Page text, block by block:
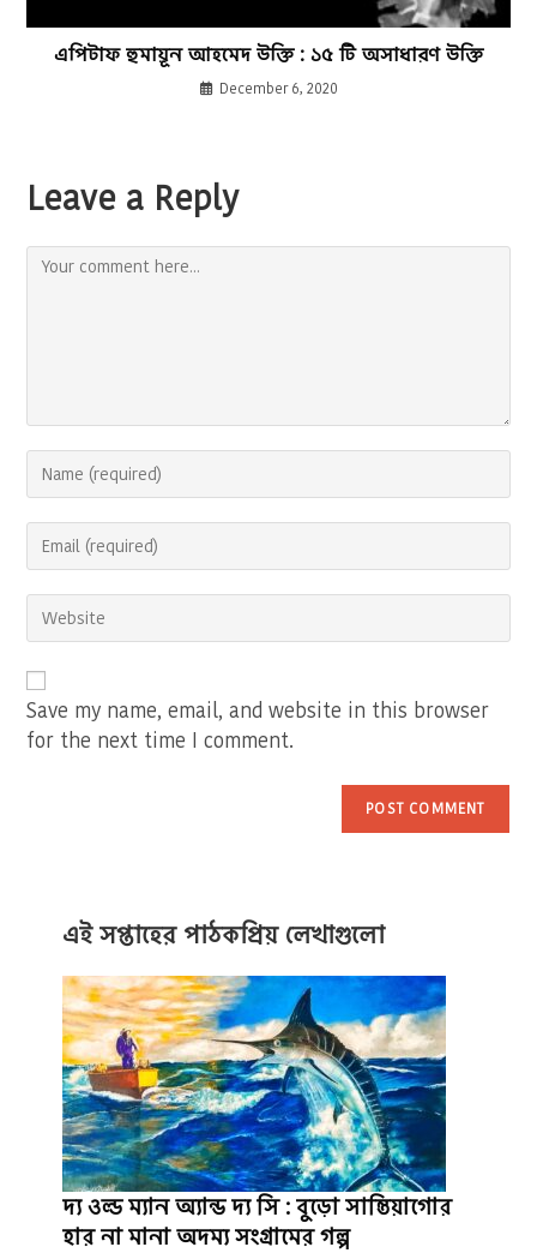
এপিটাফ হুমায়ূন আহমেদ উক্তি : ১৫ টি অসাধারণ উক্তি
December 6, 2020
Leave a Reply
Comment
your
username
comment
your
address
your
(optional)
Save my name, email, and website in this browser
for the next time I comment.
এই সপ্তাহের পাঠকপ্রিয় লেখাগুলো
দ্য ওল্ড ম্যান অ্যান্ড দ্য সি : বুড়ো সান্তিয়াগোর
হার না মানা অদম্য সংগ্রামের গল্প